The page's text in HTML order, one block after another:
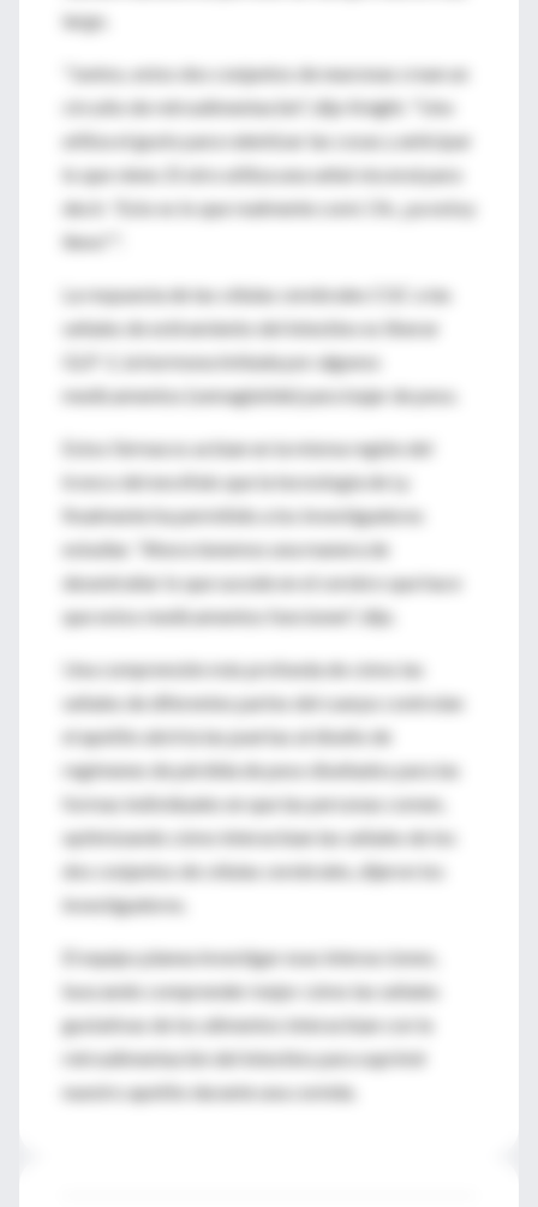
largo.
"Juntos, estos dos conjuntos de neuronas crean un
circuito de retroalimentación", dijo Knight. "Uno
utiliza el gusto para ralentizar las cosas y anticipar
lo que viene. El otro utiliza una señal visceral para
decir: 'Esto es lo que realmente comí. Ok, ¡ya estoy
lleno!'".
La respuesta de las células cerebrales CGC a las
señales de estiramiento del intestino es liberar
GLP-1, la hormona imitada por algunos
medicamentos (semaglutide) para bajar de peso.
Estos fármacos actúan en la misma región del
tronco del encéfalo que la tecnología de Ly
finalmente ha permitido a los investigadores
estudiar. "Ahora tenemos una manera de
desentrañar lo que sucede en el cerebro que hace
que estos medicamentos funcionen", dijo.
Una comprensión más profunda de cómo las
señales de diferentes partes del cuerpo controlan
el apetito abriría las puertas al diseño de
regímenes de pérdida de peso diseñados para las
formas individuales en que las personas comen,
optimizando cómo interactúan las señales de los
dos conjuntos de células cerebrales, dijeron los
investigadores.
El equipo planea investigar esas interacciones,
buscando comprender mejor cómo las señales
gustativas de los alimentos interactúan con la
retroalimentación del intestino para suprimir
nuestro apetito durante una comida.